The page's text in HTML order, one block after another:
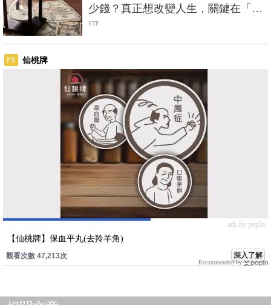
少錢？真正想改變人生，關鍵在「數
大」
ETF
PR 仙桃牌
ads by popIn
【仙桃牌】保血平丸(去羚羊角)
觀看次數 47,213次 深入了解
Recommended by